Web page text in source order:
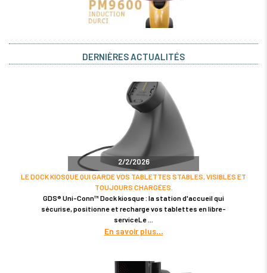
DERNIÈRES ACTUALITÉS
2/2/2026
LE DOCK KIOSQUE QUI GARDE VOS TABLETTES STABLES, VISIBLES ET
TOUJOURS CHARGÉES.
GDS® Uni-Conn™ Dock kiosque : la station d'accueil qui
sécurise, positionne et recharge vos tablettes en libre-
serviceLe
En savoir plus